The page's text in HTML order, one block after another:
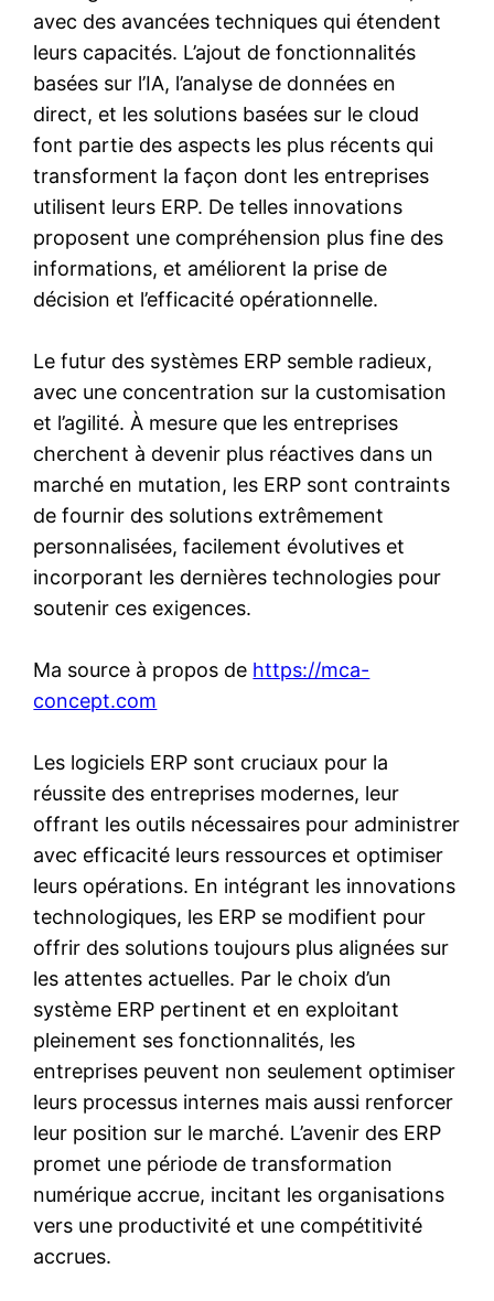
avec des avancées techniques qui étendent
leurs capacités. L’ajout de fonctionnalités
basées sur l’IA, l’analyse de données en
direct, et les solutions basées sur le cloud
font partie des aspects les plus récents qui
transforment la façon dont les entreprises
utilisent leurs ERP. De telles innovations
proposent une compréhension plus fine des
informations, et améliorent la prise de
décision et l’efficacité opérationnelle.
Le futur des systèmes ERP semble radieux,
avec une concentration sur la customisation
et l’agilité. À mesure que les entreprises
cherchent à devenir plus réactives dans un
marché en mutation, les ERP sont contraints
de fournir des solutions extrêmement
personnalisées, facilement évolutives et
incorporant les dernières technologies pour
soutenir ces exigences.
Ma source à propos de https://mca-
concept.com
Les logiciels ERP sont cruciaux pour la
réussite des entreprises modernes, leur
offrant les outils nécessaires pour administrer
avec efficacité leurs ressources et optimiser
leurs opérations. En intégrant les innovations
technologiques, les ERP se modifient pour
offrir des solutions toujours plus alignées sur
les attentes actuelles. Par le choix d’un
système ERP pertinent et en exploitant
pleinement ses fonctionnalités, les
entreprises peuvent non seulement optimiser
leurs processus internes mais aussi renforcer
leur position sur le marché. L’avenir des ERP
promet une période de transformation
numérique accrue, incitant les organisations
vers une productivité et une compétitivité
accrues.